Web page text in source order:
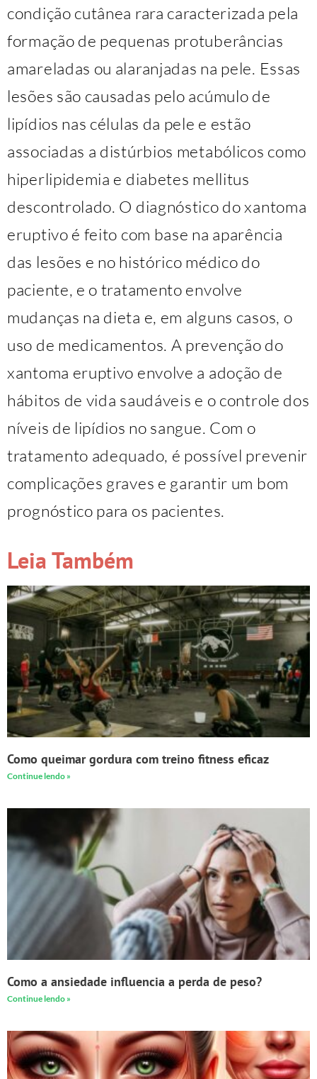
condição cutânea rara caracterizada pela
formação de pequenas protuberâncias
amareladas ou alaranjadas na pele. Essas
lesões são causadas pelo acúmulo de
lipídios nas células da pele e estão
associadas a distúrbios metabólicos como
hiperlipidemia e diabetes mellitus
descontrolado. O diagnóstico do xantoma
eruptivo é feito com base na aparência
das lesões e no histórico médico do
paciente, e o tratamento envolve
mudanças na dieta e, em alguns casos, o
uso de medicamentos. A prevenção do
xantoma eruptivo envolve a adoção de
hábitos de vida saudáveis e o controle dos
níveis de lipídios no sangue. Com o
tratamento adequado, é possível prevenir
complicações graves e garantir um bom
prognóstico para os pacientes.
Leia Também
Como queimar gordura com treino fitness eficaz
Continue lendo »
Como a ansiedade influencia a perda de peso?
Continue lendo »